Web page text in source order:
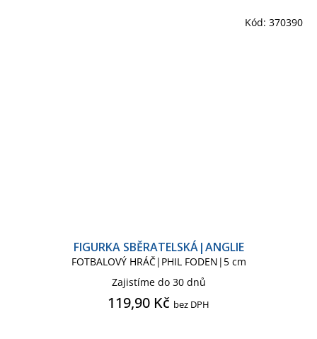
FIGURKA SBĚRATELSKÁ|ANGLIE
FOTBALOVÝ HRÁČ|PHIL FODEN|5 cm
Zajistíme do 30 dnů
119,90 Kč bez DPH
Kód: 370390